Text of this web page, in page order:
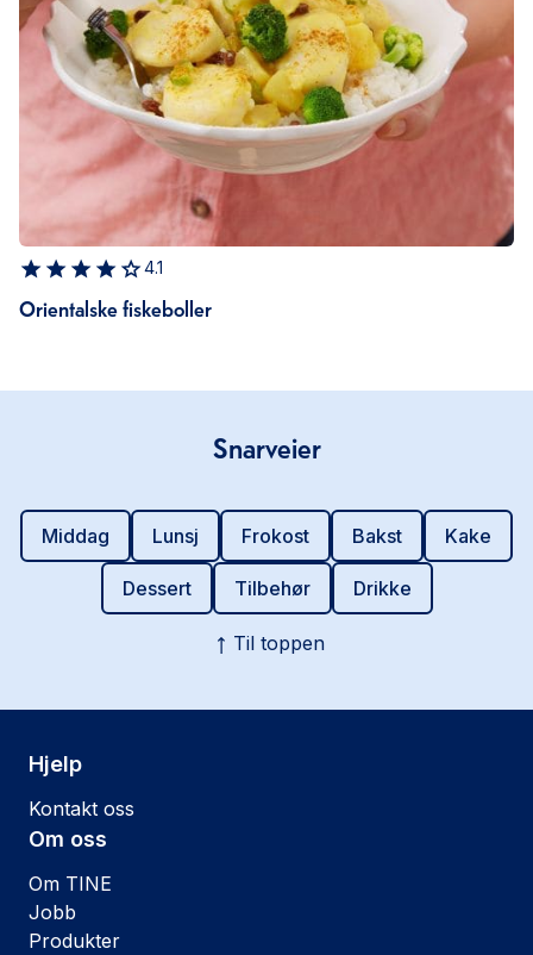
4.1
Orientalske fiskeboller
Snarveier
Middag Lunsj Frokost Bakst Kake
Dessert Tilbehør Drikke
Til toppen
Hjelp
Kontakt oss
Om oss
Om TINE
Jobb
Produkter